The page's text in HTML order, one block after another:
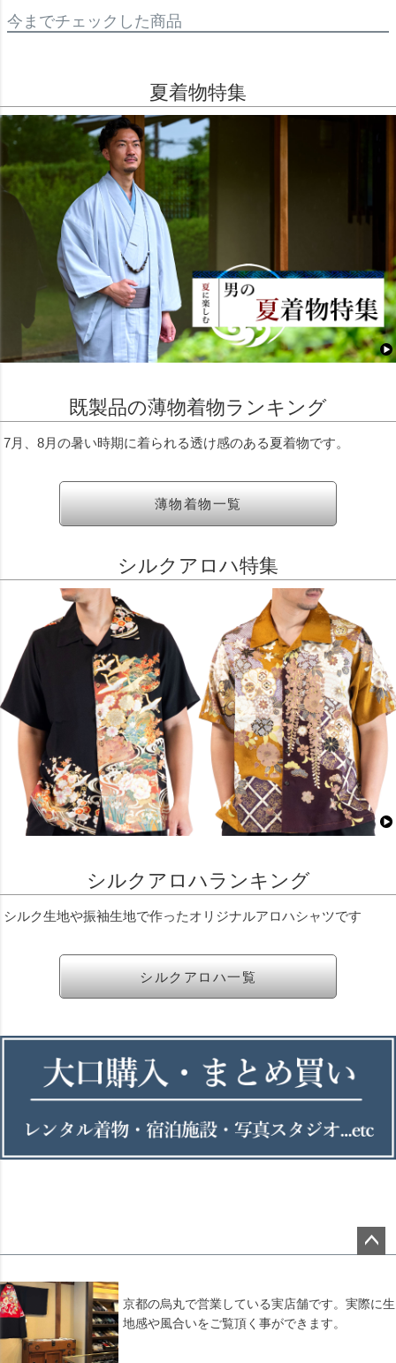
今までチェックした商品
夏着物特集
既製品の薄物着物ランキング
7月、8月の暑い時期に着られる透け感のある夏着物です。
薄物着物一覧
シルクアロハ特集
シルクアロハランキング
シルク生地や振袖生地で作ったオリジナルアロハシャツです
シルクアロハ一覧
ップ
京都の烏丸で営業している実店舗です。実際に生
地感や風合いをご覧頂く事ができます。